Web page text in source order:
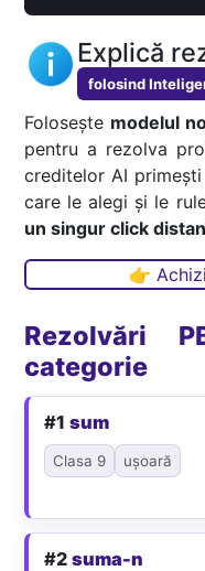
Explică
folosind
Folosește modelul
pentru a rezolva
creditelor AI primești
care le alegi și le
un singur click
👉
Rezolvări
categorie
#1sum
Clasa 9 ușoară
#2suma-n